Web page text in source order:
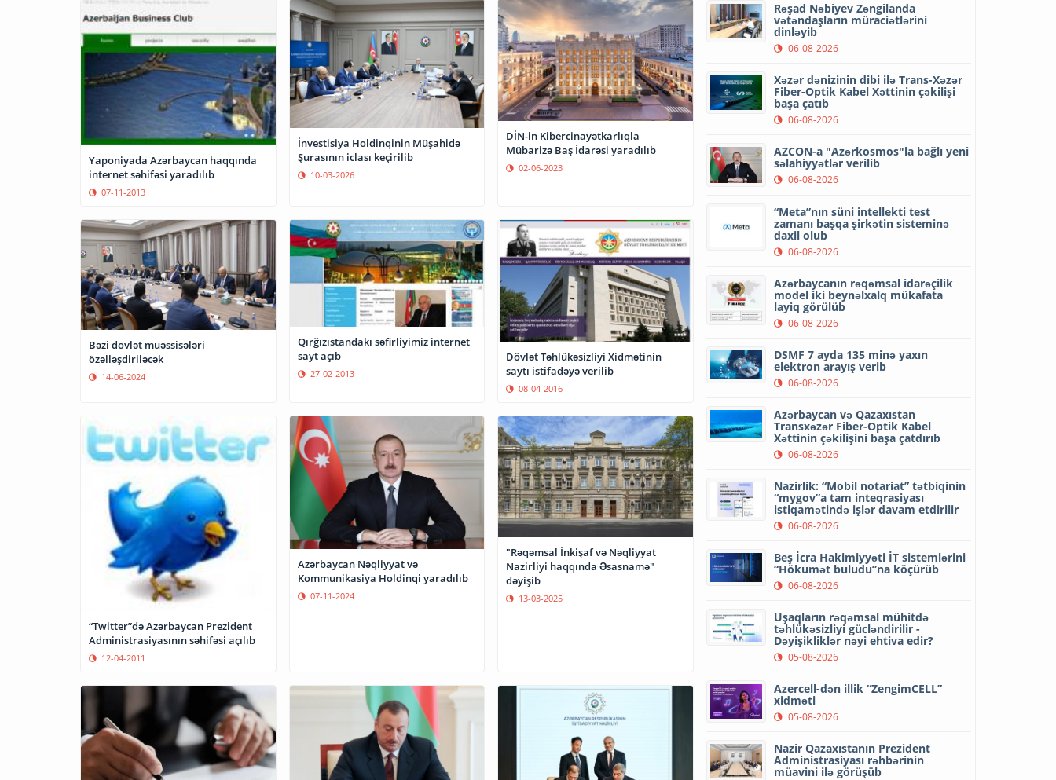
Yaponiyada Azərbaycan haqqında
internet səhifəsi yaradılıb
07-11-2013
İnvestisiya Holdinqinin Müşahidə
Şurasının iclası keçirilib
10-03-2026
DİN-in Kibercinayətkarlıqla
Mübarizə Baş İdarəsi yaradılıb
02-06-2023
Bəzi dövlət müəssisələri
özəlləşdiriləcək
14-06-2024
Qırğızıstandakı səfirliyimiz internet
sayt açıb
27-02-2013
Dövlət Təhlükəsizliyi Xidmətinin
saytı istifadəyə verilib
08-04-2016
“Twitter”də Azərbaycan Prezident
Administrasiyasının səhifəsi açılıb
12-04-2011
Azərbaycan Nəqliyyat və
Kommunikasiya Holdinqi yaradılıb
07-11-2024
"Rəqəmsal İnkişaf və Nəqliyyat
Nazirliyi haqqında Əsasnamə"
dəyişib
13-03-2025
Rəşad Nəbiyev Zəngilanda
vətəndaşların müraciətlərini
dinləyib
06-08-2026
Xəzər dənizinin dibi ilə Trans-Xəzər
Fiber-Optik Kabel Xəttinin çəkilişi
başa çatıb
06-08-2026
AZCON-a "Azərkosmos"la bağlı yeni
səlahiyyətlər verilib
06-08-2026
“Meta”nın süni intellekti test
zamanı başqa şirkətin sisteminə
daxil olub
06-08-2026
Azərbaycanın rəqəmsal idarəçilik
model iki beynəlxalq mükafata
layiq görülüb
06-08-2026
DSMF 7 ayda 135 minə yaxın
elektron arayış verib
06-08-2026
Azərbaycan və Qazaxıstan
Transxəzər Fiber-Optik Kabel
Xəttinin çəkilişini başa çatdırıb
06-08-2026
Nazirlik: “Mobil notariat” tətbiqinin
“mygov”a tam inteqrasiyası
istiqamətində işlər davam etdirilir
06-08-2026
Beş İcra Hakimiyyəti İT sistemlərini
“Hökumət buludu”na köçürüb
06-08-2026
Uşaqların rəqəmsal mühitdə
təhlükəsizliyi gücləndirilir -
Dəyişikliklər nəyi ehtiva edir?
05-08-2026
Azercell-dən illik “ZengimCELL”
xidməti
05-08-2026
Nazir Qazaxıstanın Prezident
Administrasiyası rəhbərinin
müavini ilə görüşüb